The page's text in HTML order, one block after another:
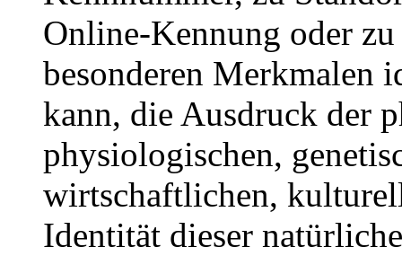
Online-Kennung oder
besonderen Merkmalen
kann, die Ausdruck der
physiologischen,
wirtschaftlichen,
Identität dieser